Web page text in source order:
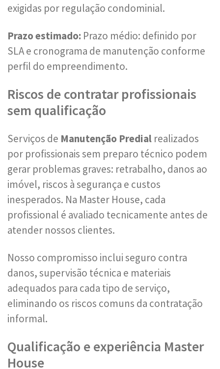
exigidas por regulação condominial.
Prazo estimado: Prazo médio: definido por
SLA e cronograma de manutenção conforme
perfil do empreendimento.
Riscos de contratar profissionais
sem qualificação
Serviços de Manutenção Predial realizados
por profissionais sem preparo técnico podem
gerar problemas graves: retrabalho, danos ao
imóvel, riscos à segurança e custos
inesperados. Na Master House, cada
profissional é avaliado tecnicamente antes de
atender nossos clientes.
Nosso compromisso inclui seguro contra
danos, supervisão técnica e materiais
adequados para cada tipo de serviço,
eliminando os riscos comuns da contratação
informal.
Qualificação e experiência Master
House